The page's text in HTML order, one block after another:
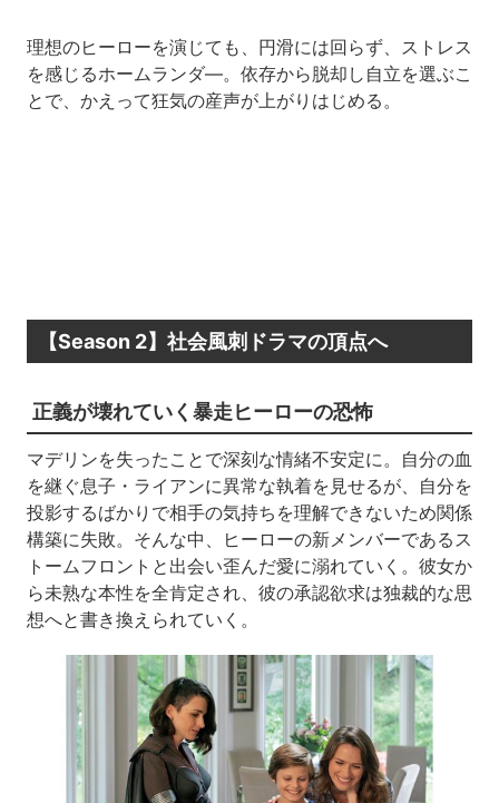
理想のヒーローを演じても、円滑には回らず、ストレス
を感じるホームランダ―。依存から脱却し自立を選ぶこ
とで、かえって狂気の産声が上がりはじめる。
【Season 2】社会風刺ドラマの頂点へ
正義が壊れていく暴走ヒーローの恐怖
マデリンを失ったことで深刻な情緒不安定に。自分の血
を継ぐ息子・ライアンに異常な執着を見せるが、自分を
投影するばかりで相手の気持ちを理解できないため関係
構築に失敗。そんな中、ヒーローの新メンバーであるス
トームフロントと出会い歪んだ愛に溺れていく。彼女か
ら未熟な本性を全肯定され、彼の承認欲求は独裁的な思
想へと書き換えられていく。